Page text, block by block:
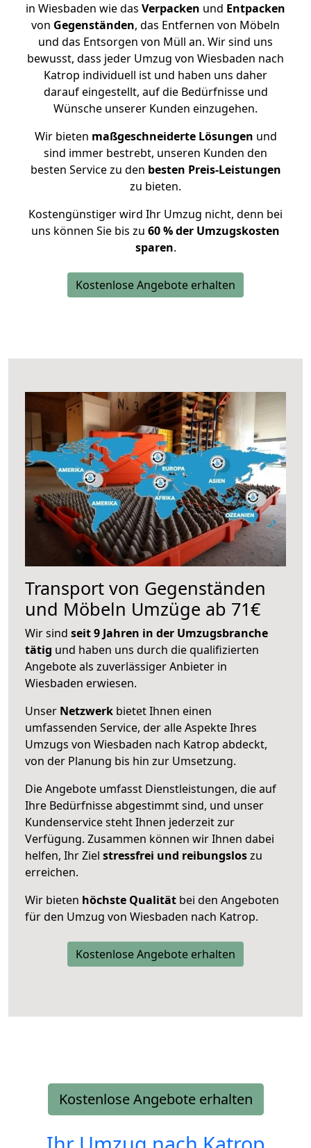
in Wiesbaden wie das Verpacken und Entpacken
von Gegenständen, das Entfernen von Möbeln
und das Entsorgen von Müll an. Wir sind uns
bewusst, dass jeder Umzug von Wiesbaden nach
Katrop individuell ist und haben uns daher
darauf eingestellt, auf die Bedürfnisse und
Wünsche unserer Kunden einzugehen.
Wir bieten maßgeschneiderte Lösungen und
sind immer bestrebt, unseren Kunden den
besten Service zu den besten Preis-Leistungen
zu bieten.
Kostengünstiger wird Ihr Umzug nicht, denn bei
uns können Sie bis zu 60 % der Umzugskosten
sparen.
Kostenlose Angebote erhalten
Transport von Gegenständen
und Möbeln Umzüge ab 71€
Wir sind seit 9 Jahren in der Umzugsbranche
tätig und haben uns durch die qualifizierten
Angebote als zuverlässiger Anbieter in
Wiesbaden erwiesen.
Unser Netzwerk bietet Ihnen einen
umfassenden Service, der alle Aspekte Ihres
Umzugs von Wiesbaden nach Katrop abdeckt,
von der Planung bis hin zur Umsetzung.
Die Angebote umfasst Dienstleistungen, die auf
Ihre Bedürfnisse abgestimmt sind, und unser
Kundenservice steht Ihnen jederzeit zur
Verfügung. Zusammen können wir Ihnen dabei
helfen, Ihr Ziel stressfrei und reibungsloszu
erreichen.
Wir bieten höchste Qualität bei den Angeboten
für den Umzug von Wiesbaden nach Katrop.
Kostenlose Angebote erhalten
Kostenlose Angebote erhalten